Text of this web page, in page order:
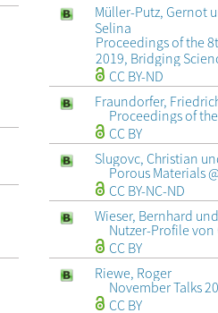
Müller-Putz, Gernot
Selina
Proceedings of the
2019, Bridging
CC BY-ND
Fraundorfer,
Proceedings of
CC BY
Slugovc, Christian
Porous Materials
CC BY-NC-ND
Wieser, Bernhard
Nutzer-Profile
CC BY
Riewe, Roger
November Talks
CC BY